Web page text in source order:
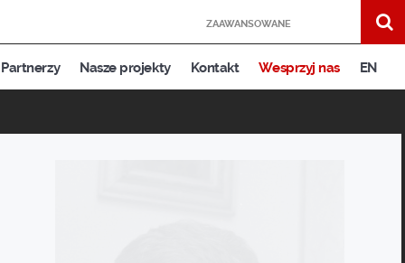
ZAAWANSOWANE
Partnerzy Nasze projekty Kontakt Wesprzyj nas EN